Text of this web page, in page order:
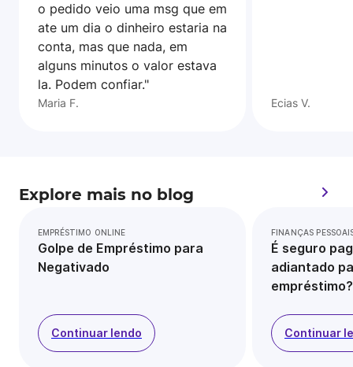
o pedido veio uma msg que em
ate um dia o dinheiro estaria na
conta, mas que nada, em
alguns minutos o valor estava
la. Podem confiar."
Maria F. Ecias V.
Explore mais no blog
EMPRÉSTIMO ONLINE
Golpe de Empréstimo para
Negativado
Continuar lendo
FINANÇAS
É seguro
adiantado
empréstimo?
Continuar